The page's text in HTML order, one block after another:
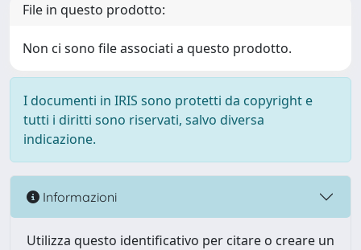
File in questo prodotto:
Non ci sono file associati a questo prodotto.
I documenti in IRIS sono protetti da copyright e
tutti i diritti sono riservati, salvo diversa
indicazione.
Informazioni
Utilizza questo identificativo per citare o creare un